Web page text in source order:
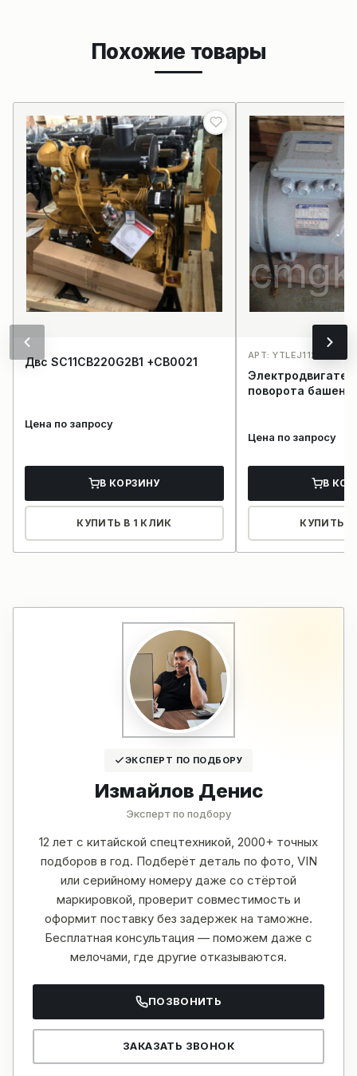
Похожие товары
Двс SC11CB220G2B1 +CB0021
Цена по запросу
В КОРЗИНУ
КУПИТЬ В 1 КЛИК
АРТ: YTLEJ112L-65-
поворота
Цена по запросу
В
КУПИТЬ В
ЭКСПЕРТ ПО ПОДБОРУ
Измайлов Денис
Эксперт по подбору
12 лет с китайской спецтехникой, 2000+ точных
подборов в год. Подберёт деталь по фото, VIN
или серийному номеру даже со стёртой
маркировкой, проверит совместимость и
оформит поставку без задержек на таможне.
Бесплатная консультация — поможем даже с
мелочами, где другие отказываются.
ПОЗВОНИТЬ
ЗАКАЗАТЬ ЗВОНОК